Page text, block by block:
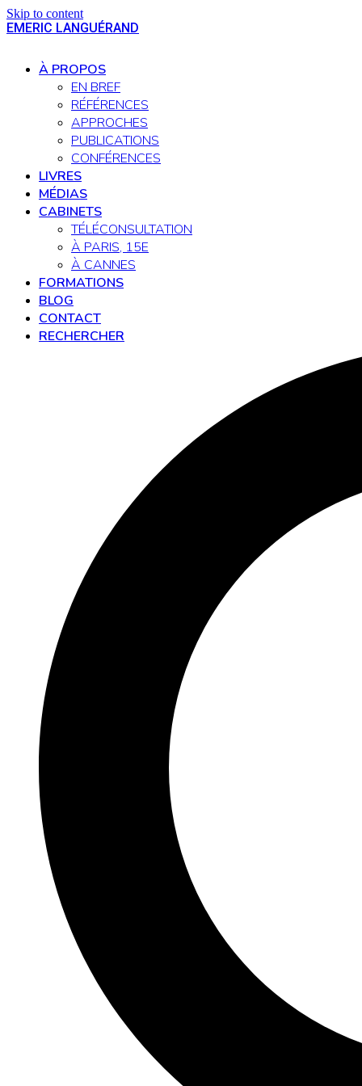
Skip to content
EMERIC LANGUÉRAND
menu
menu
À PROPOS
EN BREF
RÉFÉRENCES
APPROCHES
PUBLICATIONS
CONFÉRENCES
LIVRES
MÉDIAS
CABINETS
TÉLÉCONSULTATION
À PARIS, 15E
À CANNES
FORMATIONS
BLOG
CONTACT
RECHERCHER